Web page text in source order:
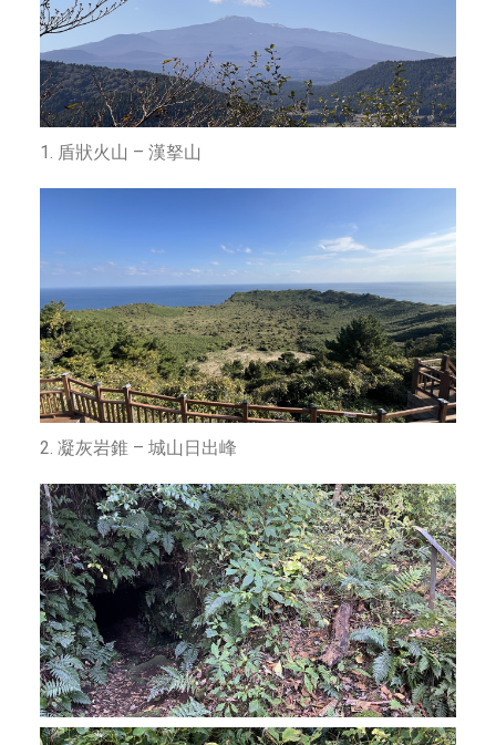
1. 盾狀火山 – 漢拏山
2. 凝灰岩錐 – 城山日出峰